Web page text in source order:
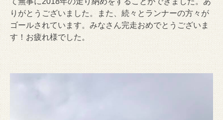
りがとうございました。また、続々とランナーの方々が
ゴールされています。みなさん完走おめでとうございま
す！お疲れ様でした。